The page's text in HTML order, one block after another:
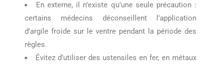
En externe, il n’existe qu’une seule précaution :
certains médecins déconseillent l’application
d’argile froide sur le ventre pendant la période des
règles.
Évitez d’utiliser des ustensiles en fer, en métaux